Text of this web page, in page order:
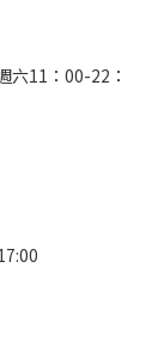
六11：00-22：